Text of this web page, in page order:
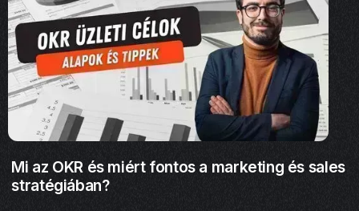
Mi az OKR és miért fontos a marketing és sales
stratégiában?